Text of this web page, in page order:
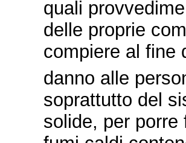
quali
delle proprie
compiere al fine
danno alle
soprattutto del
solide, per